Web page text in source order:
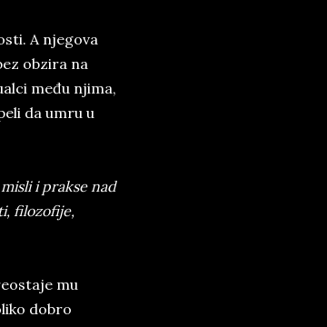
A njegova
obzira na
među njima,
da umru u
i prakse nad
filozofije,
mu
dobro